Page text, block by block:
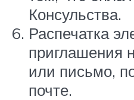
Консульства.
Распечатка
приглашения
или письмо,
почте.